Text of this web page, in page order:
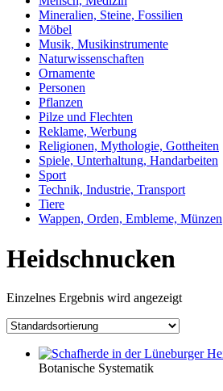
Mineralien, Steine, Fossilien
Möbel
Musik, Musikinstrumente
Naturwissenschaften
Ornamente
Personen
Pflanzen
Pilze und Flechten
Reklame, Werbung
Religionen, Mythologie, Gottheiten
Spiele, Unterhaltung, Handarbeiten
Sport
Technik, Industrie, Transport
Tiere
Wappen, Orden, Embleme, Münzen
Heidschnucken
Einzelnes Ergebnis wird angezeigt
Botanische Systematik